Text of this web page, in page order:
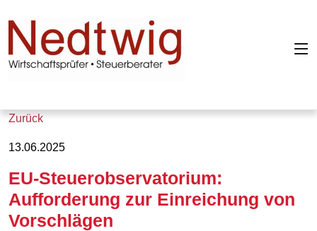
Zurück
13.06.2025
EU-Steuerobservatorium:
Aufforderung zur Einreichung von
Vorschlägen